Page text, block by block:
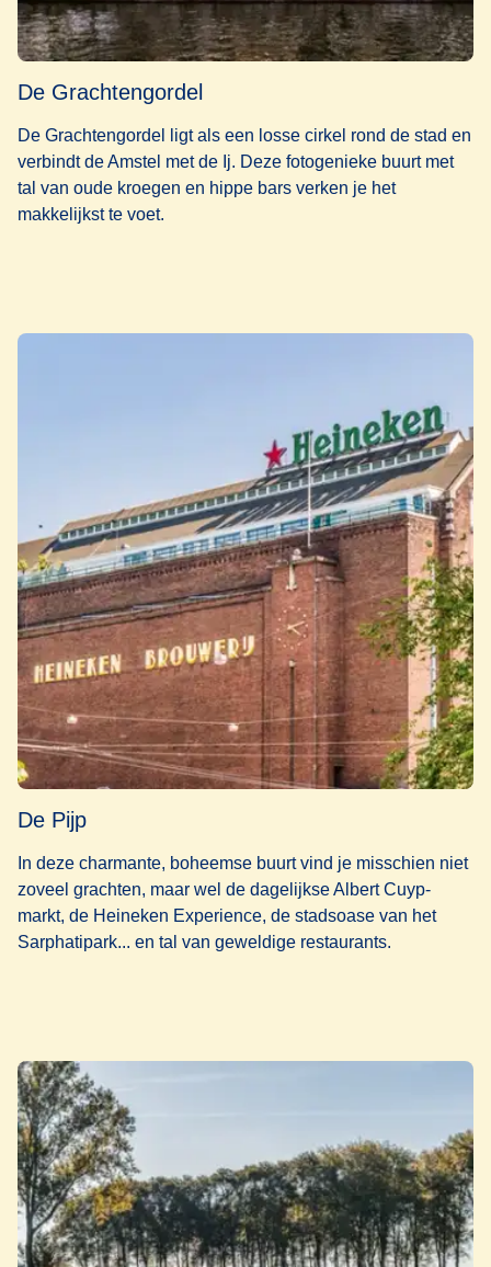
De Grachtengordel
De Grachtengordel ligt als een losse cirkel rond de stad en
verbindt de Amstel met de Ij. Deze fotogenieke buurt met
tal van oude kroegen en hippe bars verken je het
makkelijkst te voet.
De Pijp
In deze charmante, boheemse buurt vind je misschien niet
zoveel grachten, maar wel de dagelijkse Albert Cuyp-
markt, de Heineken Experience, de stadsoase van het
Sarphatipark... en tal van geweldige restaurants.